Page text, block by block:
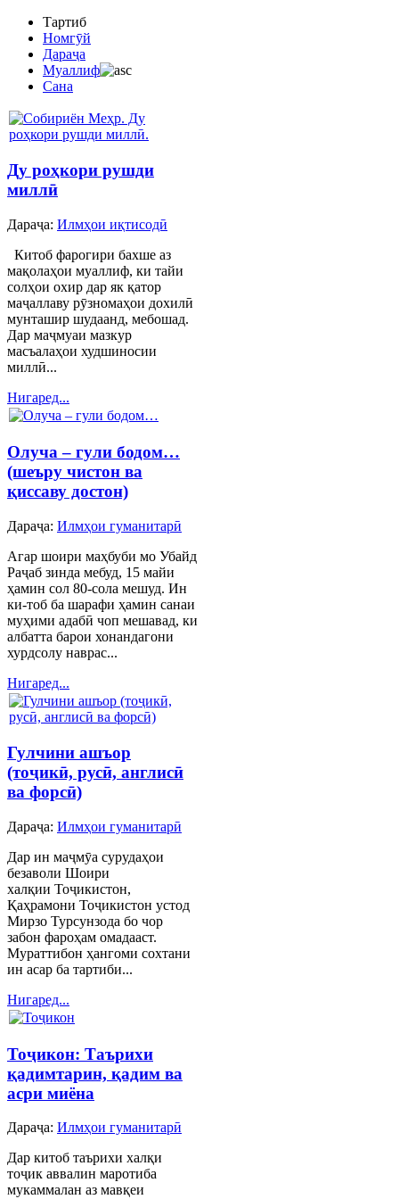
Тартиб
Номгӯй
Дараҷа
Муаллиф
Сана
Ду роҳкори рушди
миллӣ
Дараҷа: Илмҳои иқтисодӣ
Китоб фарогири бахше аз
мақолаҳои муаллиф, ки тайи
солҳои охир дар як қатор
маҷаллаву рӯзномаҳои дохилӣ
мунташир шудаанд, мебошад.
Дар маҷмуаи мазкур
масъалаҳои худшиносии
миллӣ...
Нигаред...
Олуча – гули бодом…
(шеъру чистон ва
қиссаву достон)
Дараҷа: Илмҳои гуманитарӣ
Агар шоири маҳбуби мо Убайд
Раҷаб зинда мебуд, 15 майи
ҳамин сол 80-сола мешуд. Ин
ки-тоб ба шарафи ҳамин санаи
муҳими адабӣ чоп мешавад, ки
албатта барои хонандагони
хурдсолу наврас...
Нигаред...
Гулчини ашъор
(тоҷикӣ, русӣ, англисӣ
ва форсӣ)
Дараҷа: Илмҳои гуманитарӣ
Дар ин маҷмӯа сурудаҳои
безаволи Шоири
халқии Тоҷикистон,
Қаҳрамони Тоҷикистон устод
Мирзо Турсунзода бо чор
забон фароҳам омадааст.
Мураттибон ҳангоми сохтани
ин асар ба тартиби...
Нигаред...
Тоҷикон: Таърихи
қадимтарин, қадим ва
асри миёна
Дараҷа: Илмҳои гуманитарӣ
Дар китоб таърихи халқи
тоҷик аввалин маротиба
мукаммалан аз мавқеи